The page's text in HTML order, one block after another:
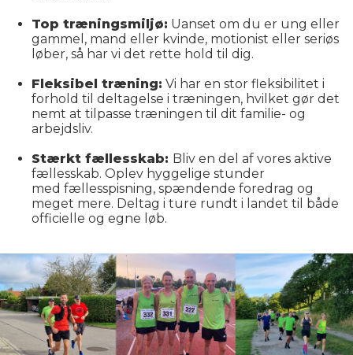
Top træningsmiljø: Uanset om du er ung eller
gammel, mand eller kvinde, motionist eller seriøs
løber, så har vi det rette hold til dig.
Fleksibel træning: Vi har en stor fleksibilitet i
forhold til deltagelse i træningen, hvilket gør det
nemt at tilpasse træningen til dit familie- og
arbejdsliv.
Stærkt fællesskab: Bliv en del af vores aktive
fællesskab. Oplev hyggelige stunder
med fællesspisning, spændende foredrag og
meget mere. Deltag i ture rundt i landet til både
officielle og egne løb.